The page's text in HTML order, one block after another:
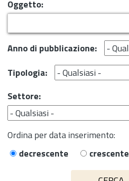
Oggetto:
Anno di pubblicazione:
Tipologia:
Settore:
Ordina per data inserimento:
decrescente
crescente